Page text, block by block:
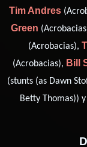
Tim Andres
Green
(Acrobacias),
(Acrobacias), Bill
(stunts (as Dawn
Betty Thomas)) y